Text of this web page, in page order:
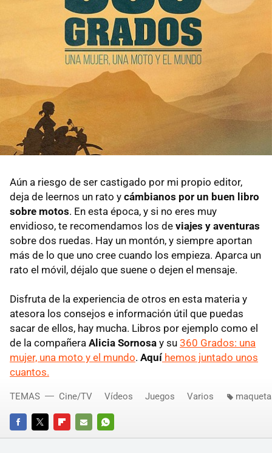
Aún a riesgo de ser castigado por mi propio editor,
deja de leernos un rato y cámbianos por un buen libro
sobre motos. En esta época, y si no eres muy
envidioso, te recomendamos los de viajes y aventuras
sobre dos ruedas. Hay un montón, y siempre aportan
más de lo que uno cree cuando los empieza. Aparca un
rato el móvil, déjalo que suene o dejen el mensaje.
Disfruta de la experiencia de otros en esta materia y
atesora los consejos e información útil que puedas
sacar de ellos, hay mucha. Libros por ejemplo como el
de la compañera Alicia Sornosa y su 360 Grados: una
mujer, una moto y el mundo. Aquí hemos juntado unos
cuantos.
FACEBOOKTWITTERFLIPBOARD
E-
WHATSAPP
TEMAS Cine/TV Vídeos Juegos Varios